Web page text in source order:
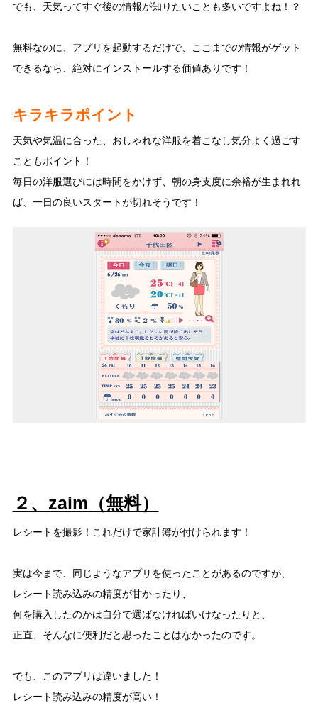
でも、天気ってすぐ後の情報が知りたいことも多いですよね！？
無料なのに、アプリを起動するだけで、ここまでの情報がゲット
できるなら、絶対にインストールする価値ありです！
キラキラポイント
天気や気温に合った、おしゃれな洋服を着こなし気分よく過ごす
こともポイント！
毎日の洋服選びには時間をかけず、朝の身支度に余裕が生まれれ
ば、一日の良いスタートが切れそうです！
２、zaim（無料）
レシートを撮影！これだけで家計簿が付けられます！
実は今まで、同じようなアプリを使ったことがあるのですが、
レシート読み込みの精度が甘かったり、
何を購入したのかは自分で選ばなければいけなったりと、
正直、そんなに便利だと思ったことはなかったのです。
でも、このアプリは違いました！
レシート読み込みの精度が高い！